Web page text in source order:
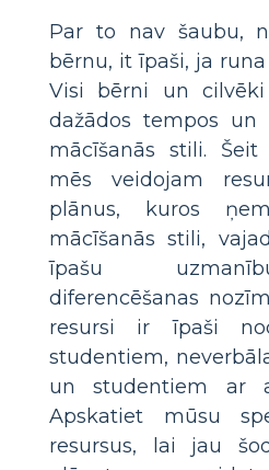
Par to nav šaubu,
bērnu, it īpaši, ja
Visi bērni un
dažādos tempos
mācīšanās stili.
mēs veidojam
plānus, kuros
mācīšanās stili,
īpašu
diferencēšanas
resursi ir īpaši
studentiem,
un studentiem ar
Apskatiet mūsu
resursus, lai jau